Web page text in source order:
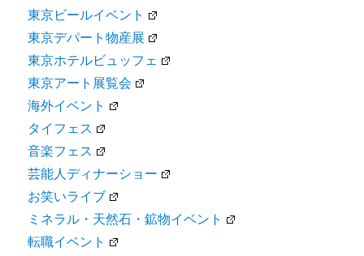
東京ビールイベント
東京デパート物産展
東京ホテルビュッフェ
東京アート展覧会
海外イベント
タイフェス
音楽フェス
芸能人ディナーショー
お笑いライブ
ミネラル・天然石・鉱物イベント
転職イベント